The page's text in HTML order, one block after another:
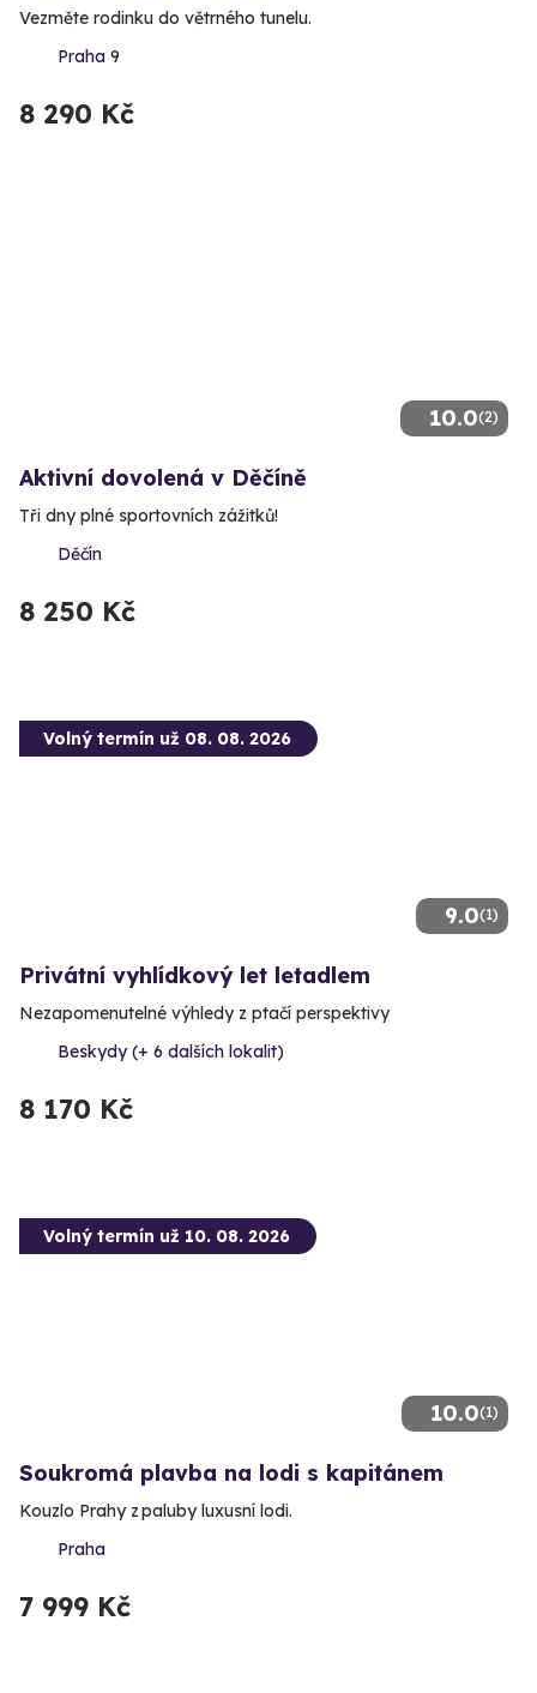
Vezměte rodinku do větrného tunelu.
Praha 9
8 290 Kč
10.0(2)
Aktivní dovolená v Děčíně
Tři dny plné sportovních zážitků!
Děčín
8 250 Kč
9.0(1)
Volný termín už 08. 08. 2026
Privátní vyhlídkový let letadlem
Nezapomenutelné výhledy z ptačí perspektivy
Beskydy (+ 6 dalších lokalit)
8 170 Kč
10.0(1)
Volný termín už 10. 08. 2026
Soukromá plavba na lodi s kapitánem
Kouzlo Prahy z paluby luxusní lodi.
Praha
7 999 Kč